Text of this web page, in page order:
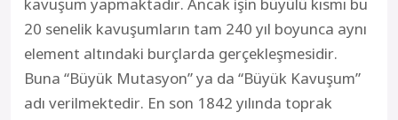
20 senelik kavuşumların tam 240 yıl boyunca aynı
element altındaki burçlarda gerçekleşmesidir.
Buna “Büyük Mutasyon” ya da “Büyük Kavuşum”
adı verilmektedir. En son 1842 yılında toprak